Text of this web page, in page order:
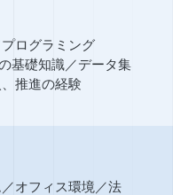
プログラミング
基礎知識／データ集
推進の経験
／オフィス環境 ／法